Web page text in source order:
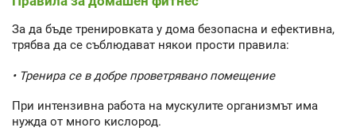
За да бъде тренировката у дома безопасна и ефективна,
трябва да се съблюдават някои прости правила:
• Тренира се в добре проветрявано помещение
При интензивна работа на мускулите организмът има
нужда от много кислород.